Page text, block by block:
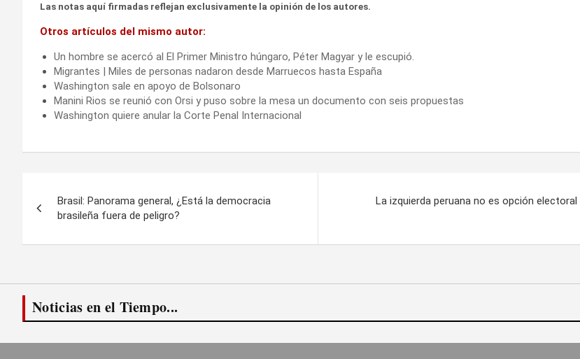
Las notas aquí firmadas reflejan exclusivamente la opinión de los autores.
Otros artículos del mismo autor:
Un hombre se acercó al El Primer Ministro húngaro, Péter Magyar y le escupió.
Migrantes | Miles de personas nadaron desde Marruecos hasta España
Washington sale en apoyo de Bolsonaro
Manini Rios se reunió con Orsi y puso sobre la mesa un documento con seis propuestas
Washington quiere anular la Corte Penal Internacional
de
entradas
Brasil: Panorama general, ¿Está la democracia
brasileña fuera de peligro?
La izquierda peruana no es opción electoral
Noticias en el Tiempo...